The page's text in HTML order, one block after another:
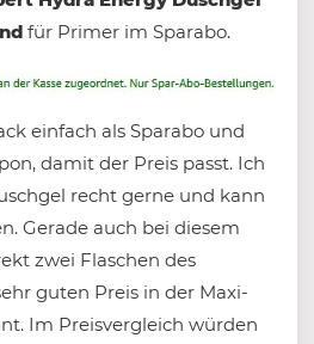
für Primer im Sparabo.
einfach als Sparabo und
damit der Preis passt. Ich
recht gerne und kann
Gerade auch bei diesem
zwei Flaschen des
guten Preis in der Maxi-
Im Preisvergleich würden